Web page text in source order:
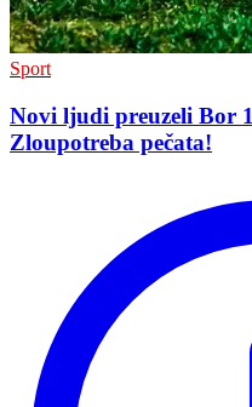
Sport
Novi ljudi preuzeli Bor
Zloupotreba pečata!